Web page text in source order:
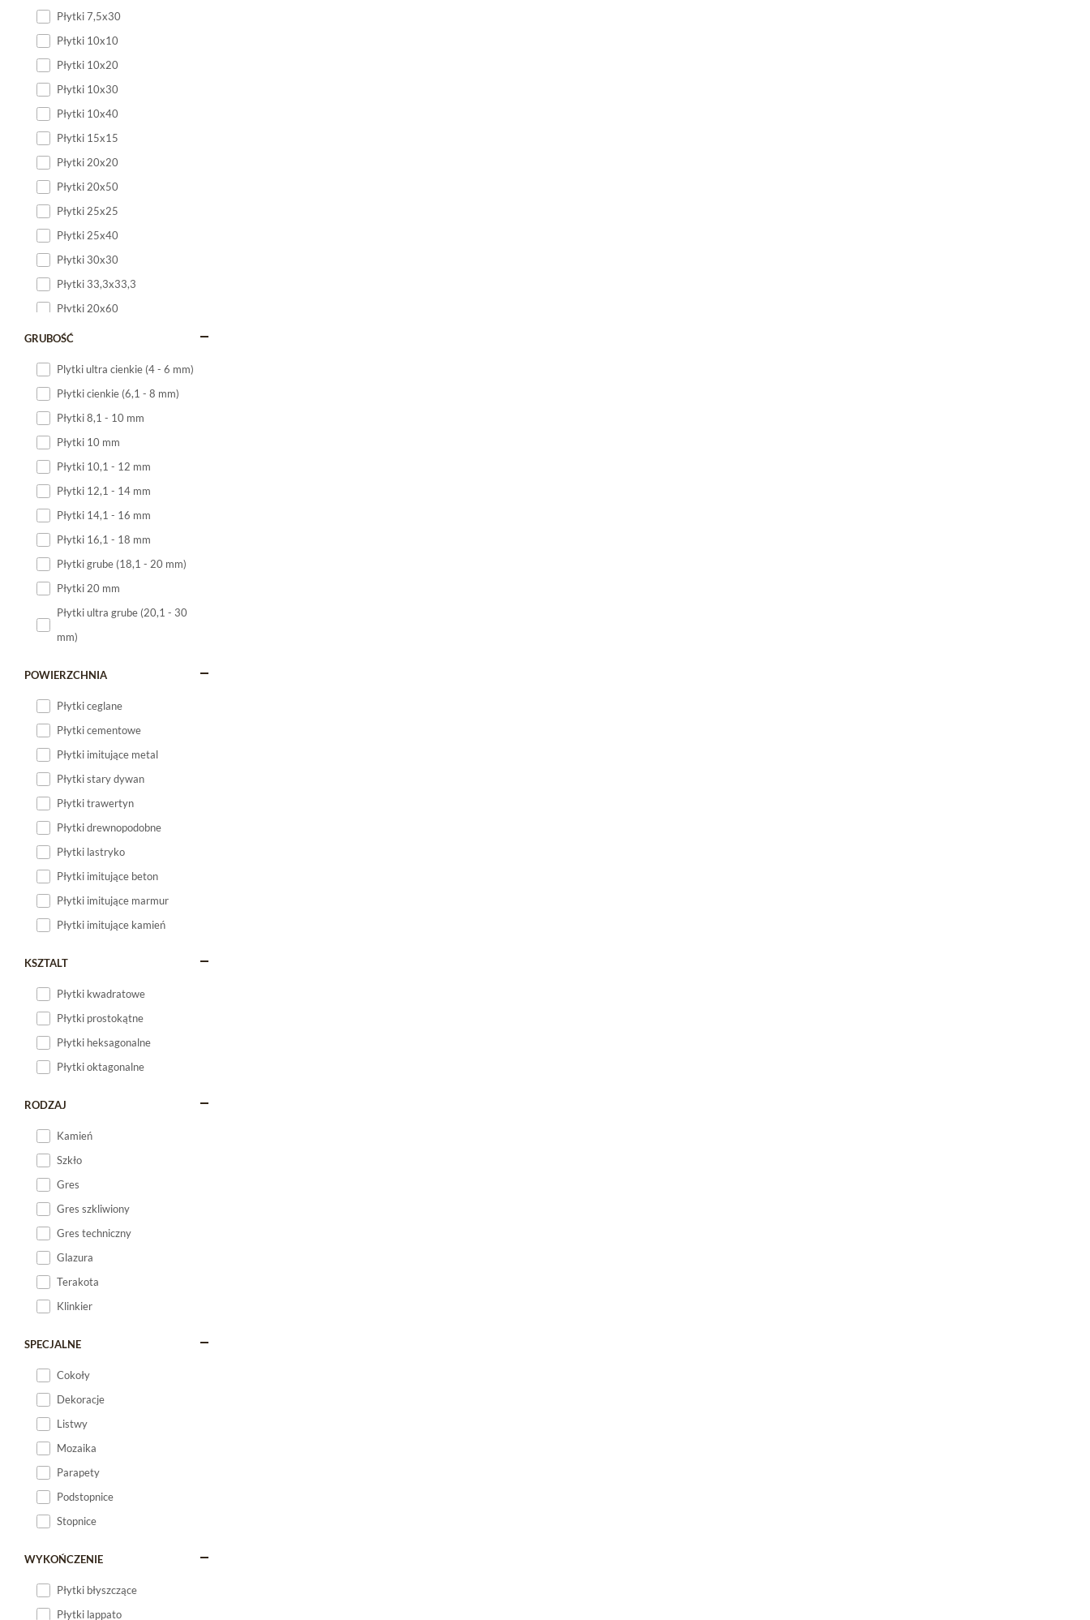
Płytki 7,5x30
Płytki 10x10
Płytki 10x20
Płytki 10x30
Płytki 10x40
Płytki 15x15
Płytki 20x20
Płytki 20x50
Płytki 25x25
Płytki 25x40
Płytki 30x30
Płytki 33,3x33,3
Płytki 20x60
Płytki 20x120
Płytki małe
GRUBOŚĆ
Plytki ultra cienkie (4 - 6 mm)
Płytki cienkie (6,1 - 8 mm)
Płytki 8,1 - 10 mm
Płytki 10 mm
Płytki 10,1 - 12 mm
Płytki 12,1 - 14 mm
Płytki 14,1 - 16 mm
Płytki 16,1 - 18 mm
Płytki grube (18,1 - 20 mm)
Płytki 20 mm
Płytki ultra grube (20,1 - 30
mm)
POWIERZCHNIA
Płytki ceglane
Płytki cementowe
Płytki imitujące metal
Płytki stary dywan
Płytki trawertyn
Płytki drewnopodobne
Płytki lastryko
Płytki imitujące beton
Płytki imitujące marmur
Płytki imitujące kamień
KSZTALT
Płytki kwadratowe
Płytki prostokątne
Płytki heksagonalne
Płytki oktagonalne
RODZAJ
Kamień
Szkło
Gres
Gres szkliwiony
Gres techniczny
Glazura
Terakota
Klinkier
SPECJALNE
Cokoły
Dekoracje
Listwy
Mozaika
Parapety
Podstopnice
Stopnice
WYKOŃCZENIE
Płytki błyszczące
Płytki lappato